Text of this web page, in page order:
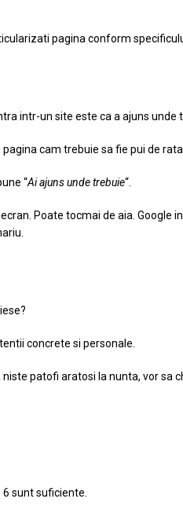
pagina conform
intr-un site este ca a ajuns unde
cam trebuie sa fie pui de rata.
“Ai ajuns unde trebuie“.
Poate tocmai de aia. Google
concrete si personale.
patofi aratosi la nunta, vor sa
sunt suficiente.